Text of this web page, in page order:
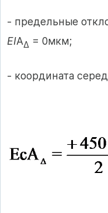
- предельные
EIA∆ = 0мкм;
- координата